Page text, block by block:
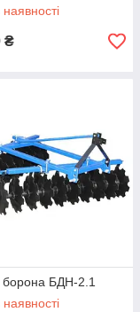
₴
борона БДН-2.1